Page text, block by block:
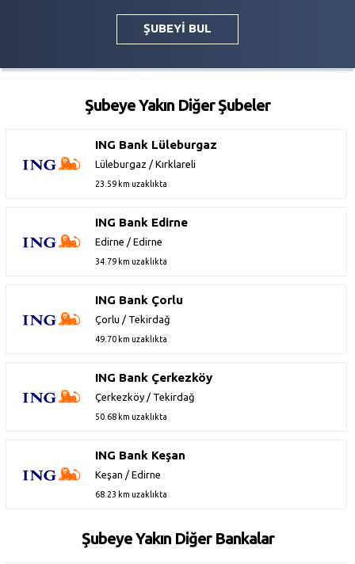
ŞUBEYİ BUL
Şubeye Yakın Diğer Şubeler
ING Bank Lüleburgaz
Lüleburgaz / Kırklareli
23.59 km uzaklıkta
ING Bank Edirne
Edirne / Edirne
34.79 km uzaklıkta
ING Bank Çorlu
Çorlu / Tekirdağ
49.70 km uzaklıkta
ING Bank Çerkezköy
Çerkezköy / Tekirdağ
50.68 km uzaklıkta
ING Bank Keşan
Keşan / Edirne
68.23 km uzaklıkta
Şubeye Yakın Diğer Bankalar